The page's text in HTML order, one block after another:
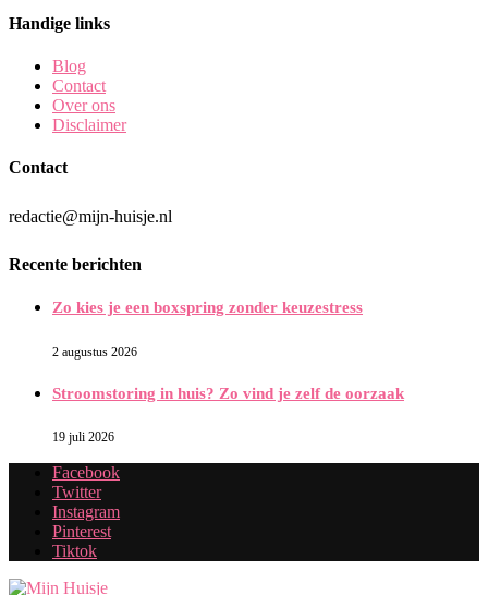
Handige links
Blog
Contact
Over ons
Disclaimer
Contact
redactie@mijn-huisje.nl
Recente berichten
Zo kies je een boxspring zonder keuzestress
2 augustus 2026
Stroomstoring in huis? Zo vind je zelf de oorzaak
19 juli 2026
Facebook
Twitter
Instagram
Pinterest
Tiktok